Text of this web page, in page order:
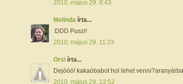
2010. május 29. 8:43
Melinda írta...
:DDD Puszi!
2010. május 29. 11:23
Orsi írta...
Dejóóó! kakaóbabot hol lehet
2010. május 29. 13:52